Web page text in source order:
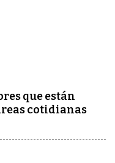
que están
cotidianas